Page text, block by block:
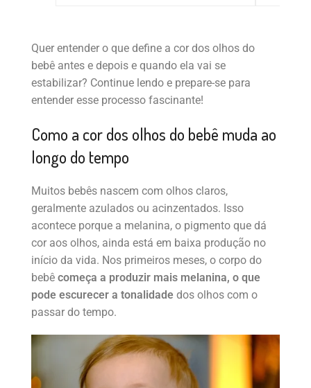
Quer entender o que define a cor dos olhos do
bebê antes e depois e quando ela vai se
estabilizar? Continue lendo e prepare-se para
entender esse processo fascinante!
Como a cor dos olhos do bebê muda ao
longo do tempo
Muitos bebês nascem com olhos claros,
geralmente azulados ou acinzentados. Isso
acontece porque a melanina, o pigmento que dá
cor aos olhos, ainda está em baixa produção no
início da vida. Nos primeiros meses, o corpo do
bebê começa a produzir mais melanina, o que
pode escurecer a tonalidade dos olhos com o
passar do tempo.